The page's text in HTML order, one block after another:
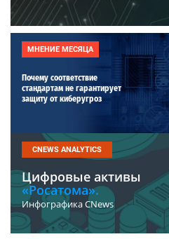
МНЕНИЕ МЕСЯЦА
Почему соответствие
стандартам не гарантирует
защиту от киберугроз
CNEWS ANALYTICS
Цифровые активы
«Росатома».
Инфографика CNews